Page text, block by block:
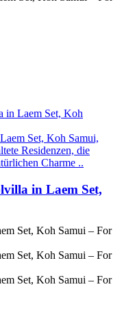
Set, Koh Samui,
Residenzen, die
Charme ..
in Laem Set,